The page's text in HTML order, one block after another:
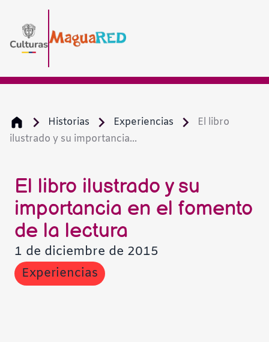
Historias Experiencias
El libro
ilustrado y su importancia...
El libro ilustrado y su
importancia en el fomento
de la lectura
1 de diciembre de 2015
Experiencias